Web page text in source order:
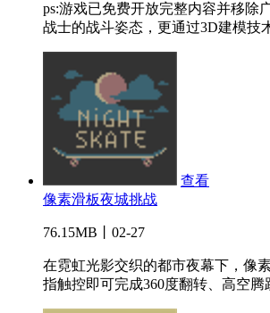
ps:游戏已免费开放完整内容并移除
战士的战斗姿态，更通过3D建模技
查看
像素滑板夜城挑战
76.15MB丨02-27
在霓虹光影交织的都市夜幕下，像
指触控即可完成360度翻转、高空腾